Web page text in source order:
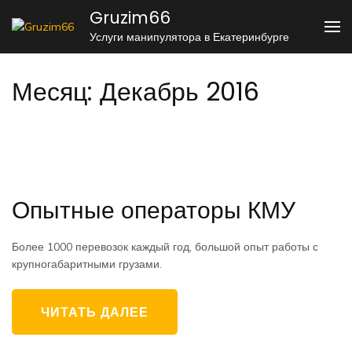
Gruzim66
Услуги манипулятора в Екатеринбурге
Месяц: Декабрь 2016
Опытные операторы КМУ
Более 1000 перевозок каждый год, большой опыт работы с
крупногабаритными грузами.
ЧИТАТЬ ДАЛЕЕ